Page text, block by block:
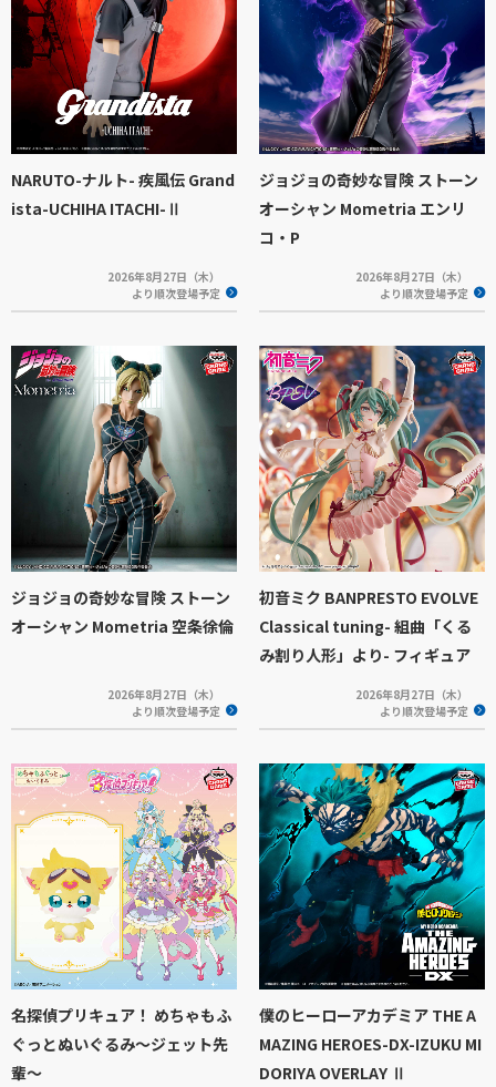
NARUTO-ナルト- 疾風伝 Grand
ista-UCHIHA ITACHI-Ⅱ
2026年8月27日（木）
より順次登場予定
ジョジョの奇妙な冒険 ストーン
オーシャン Mometria エンリ
コ・P
2026年8月27日（木）
より順次登場予定
ジョジョの奇妙な冒険 ストーン
オーシャン Mometria 空条徐倫
2026年8月27日（木）
より順次登場予定
初音ミク BANPRESTO EVOLVE
Classical tuning- 組曲「くる
み割り人形」より- フィギュア
2026年8月27日（木）
より順次登場予定
名探偵プリキュア！ めちゃもふ
ぐっとぬいぐるみ～ジェット先
輩～
僕のヒーローアカデミア THE A
MAZING HEROES-DX-IZUKU MI
DORIYA OVERLAY Ⅱ